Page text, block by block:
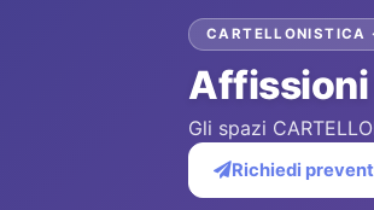
CARTELLONISTICA
Affissioni
Gli spazi
Richiedi